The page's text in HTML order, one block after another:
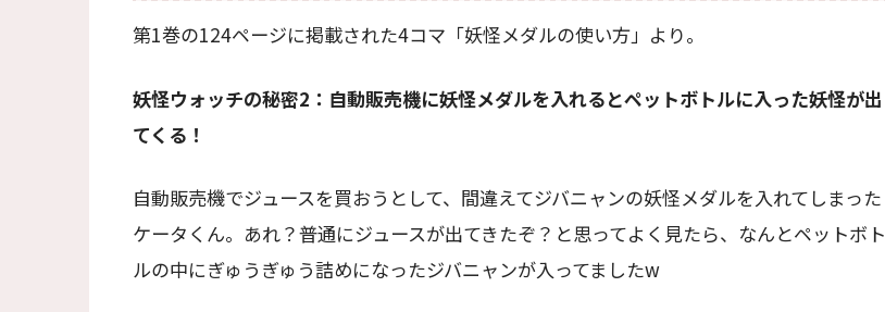
第1巻の124ページに掲載された4コマ「妖怪メダルの使い方」より。
妖怪ウォッチの秘密2：自動販売機に妖怪メダルを入れるとペットボトルに入った妖怪が出
てくる！
自動販売機でジュースを買おうとして、間違えてジバニャンの妖怪メダルを入れてしまった
ケータくん。あれ？普通にジュースが出てきたぞ？と思ってよく見たら、なんとペットボト
ルの中にぎゅうぎゅう詰めになったジバニャンが入ってましたw